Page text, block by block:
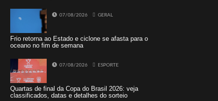
07/08/2026 GERAL
Frio retorna ao Estado e ciclone se afasta para o
oceano no fim de semana
07/08/2026 ESPORTE
Quartas de final da Copa do Brasil 2026: veja
classificados, datas e detalhes do sorteio